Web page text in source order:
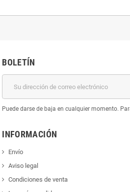
BOLETÍN
Puede darse de baja en cualquier momento.
INFORMACIÓN
Envío
Aviso legal
Condiciones de venta